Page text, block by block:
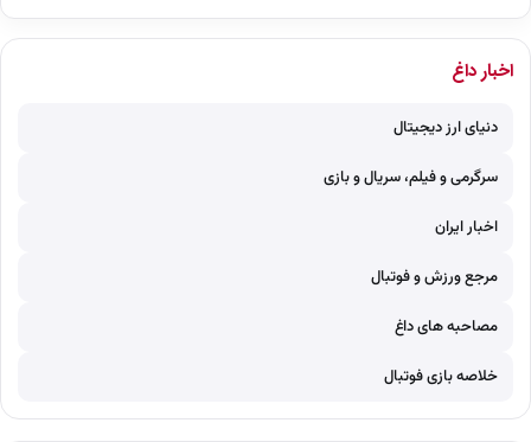
اخبار داغ
دنیای ارز دیجیتال
سرگرمی و فیلم، سریال و بازی
اخبار ایران
مرجع ورزش و فوتبال
مصاحبه های داغ
خلاصه بازی فوتبال